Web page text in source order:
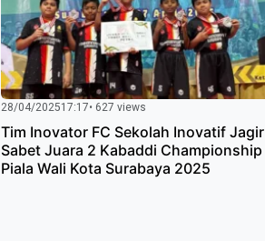
28/04/202517:17• 627 views
Tim Inovator FC Sekolah Inovatif Jagir
Sabet Juara 2 Kabaddi Championship
Piala Wali Kota Surabaya 2025